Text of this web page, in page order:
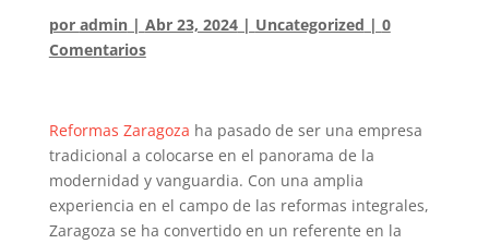
por admin| Abr 23, 2024| Uncategorized | 0
Comentarios
Reformas Zaragoza ha pasado de ser una empresa
tradicional a colocarse en el panorama de la
modernidad y vanguardia. Con una amplia
experiencia en el campo de las reformas integrales,
Zaragoza se ha convertido en un referente en la